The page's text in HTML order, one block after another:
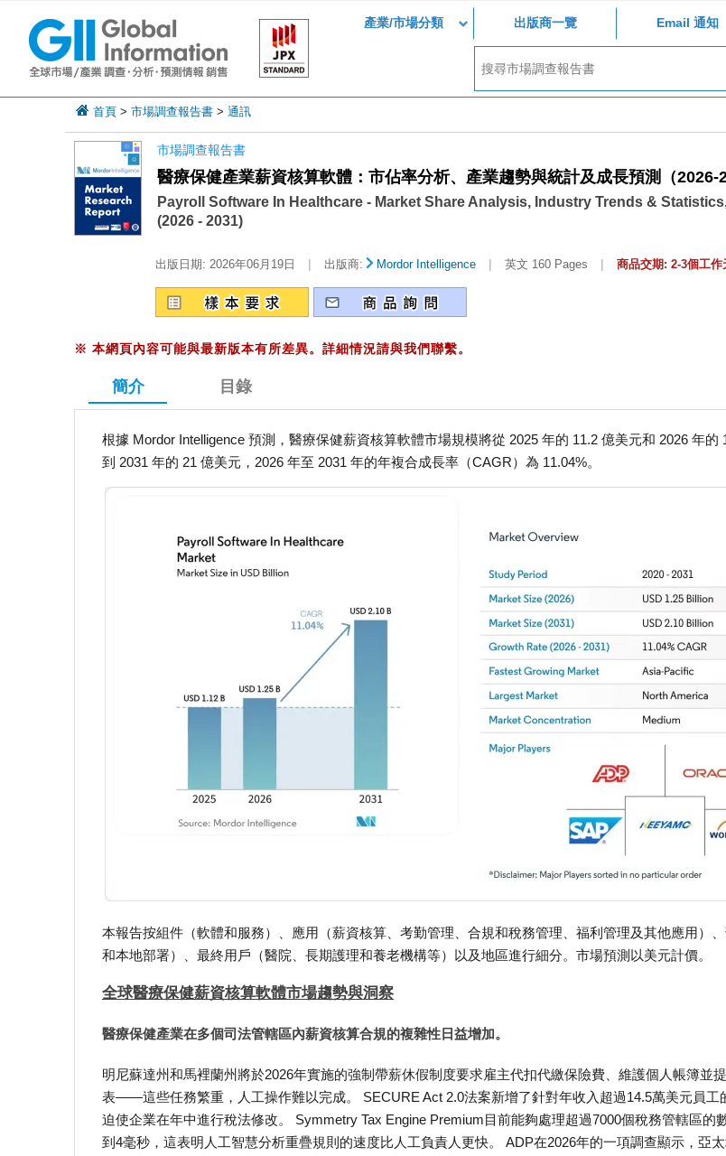
產業/市場分類 出版商一覽 Email 通知
首頁 > 市場調查報告書 > 通訊
市場調查報告書
醫療保健產業薪資核算軟體：市佔率分析、產業趨勢與統計及成長預測（2026-
Payroll Software In Healthcare - Market Share Analysis, Industry Trends &
(2026 - 2031)
出版日期: 2026年06月19日 | 出版商: Mordor Intelligence | 英文 160 Pages | 商品交期: 2-3個工作
※ 本網頁內容可能與最新版本有所差異。詳細情況請與我們聯繫。
簡介 目錄
根據 Mordor Intelligence 預測，醫療保健薪資核算軟體市場規模將從 2025 年的 11.2 億美元和 2026 年的
到 2031 年的 21 億美元，2026 年至 2031 年的年複合成長率（CAGR）為 11.04%。
本報告按組件（軟體和服務）、應用（薪資核算、考勤管理、合規和稅務管理、福利管理及其他應用）
和本地部署）、最終用戶（醫院、長期護理和養老機構等）以及地區進行細分。市場預測以美元計價。
全球醫療保健薪資核算軟體市場趨勢與洞察
醫療保健產業在多個司法管轄區內薪資核算合規的複雜性日益增加。
明尼蘇達州和馬裡蘭州將於2026年實施的強制帶薪休假制度要求雇主代扣代繳保險費、維護個人帳簿並
表——這些任務繁重，人工操作難以完成。 SECURE Act 2.0法案新增了針對年收入超過14.5萬美元員工
迫使企業在年中進行稅法修改。 Symmetry Tax Engine Premium目前能夠處理超過7000個稅務管轄區的
到4毫秒，這表明人工智慧分析重疊規則的速度比人工負責人更快。 ADP在2026年的一項調查顯示，亞